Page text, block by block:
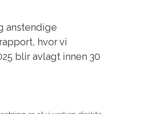
anstendige
hvor vi
blir avlagt innen 30